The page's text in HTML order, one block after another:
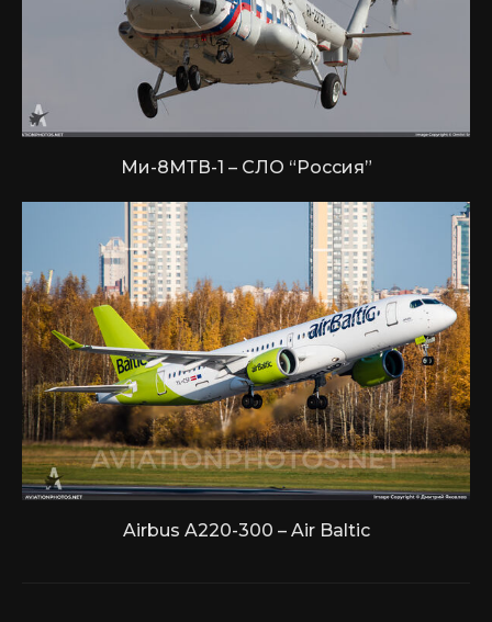
Ми-8МТВ-1 – СЛО “Россия”
Airbus A220-300 – Air Baltic